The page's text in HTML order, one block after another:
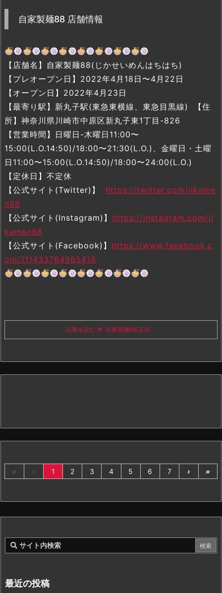
自家製麺88 店舗情報
【店舗名】自家製麺88(じかせいめんはちはち)
【プレオープン日】2022年4月18日〜4月22日
【オープン日】2022年4月23日
【最寄り駅】新丸子駅(東急東横線、東急目黒線) 【住
所】神奈川県川崎市中原区新丸子東1丁目-826
【営業時間】日曜日-木曜日11:00〜
15:00(L.O.14:50)/18:00〜21:30(L.O.)、金曜日・土曜
日11:00〜15:00(L.O.14:50)/18:00〜24:00(L.O.)
【定休日】不定休
【公式サイト(Twitter)】 https://twitter.com/jikame
n88
【公式サイト(Instagram)】 https://instagram.com/ji
kamen88
【公式サイト(Facebook)】 https://www.facebook.c
om/111433764865418
記事を読む 自家製麺88(五目 ...
« ‹ 1 2 3 4 5 6 7 › »
最近の投稿